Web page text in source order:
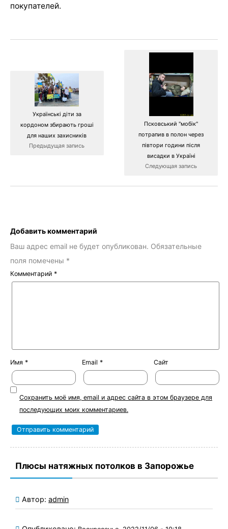
покупателей.
Українські діти за
кордоном збирають гроші
для наших захисників
Предыдущая запись
Псковський "мобік"
потрапив в полон через
півтори години після
висадки в Україні
Следующая запись
Добавить комментарий
Ваш адрес email не будет опубликован. Обязательные
поля помечены *
Комментарий *
Имя * Email * Сайт
Сохранить моё имя, email и адрес сайта в этом браузере для
последующих моих комментариев.
Плюсы натяжных потолков в Запорожье
Автор: admin